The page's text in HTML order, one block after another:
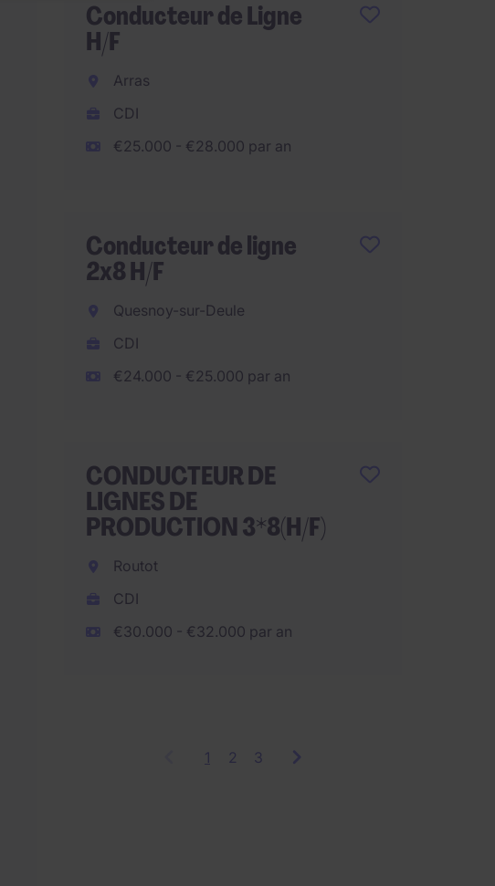
Conducteur de Ligne
H/F
Arras
CDI
€25.000 - €28.000 par an
Conducteur de ligne
2x8 H/F
Quesnoy-sur-Deule
CDI
€24.000 - €25.000 par an
CONDUCTEUR DE
LIGNES DE
PRODUCTION 3*8(H/F)
Routot
CDI
€30.000 - €32.000 par an
1 Showing
2 3